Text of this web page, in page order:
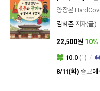
양장본
김혜준 저자(글)
22,500원 10%
10.0 (1)
8/11(화) 출고예